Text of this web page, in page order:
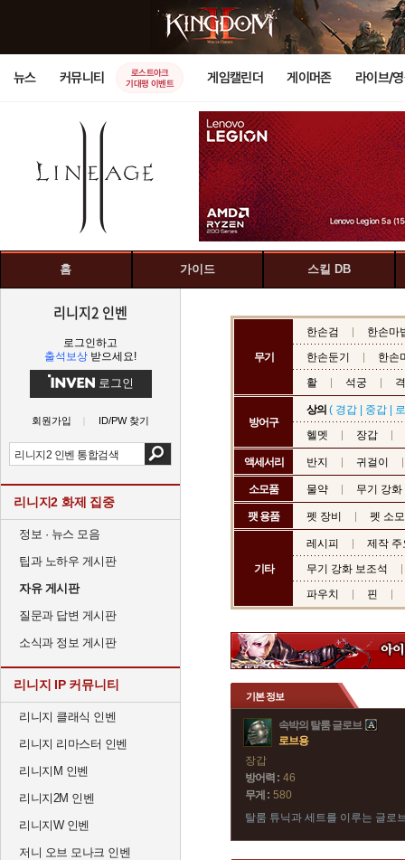
뉴스 커뮤니티
로스트아크
기대평 이벤트
게임캘린더 게이머존 라이브/
홈 가이드 스킬 DB
리니지2 인벤
로그인하고
출석보상 받으세요!
로그인
회원가입 ID/PW 찾기
리니지2 화제 집중
정보 · 뉴스 모음
팁과 노하우 게시판
자유 게시판
질문과 답변 게시판
소식과 정보 게시판
리니지 IP 커뮤니티
리니지 클래식 인벤
리니지 리마스터 인벤
리니지M 인벤
리니지2M 인벤
리니지W 인벤
저니 오브 모나크 인벤
무기
한손검
한손마
한손둔기
한손
활
석궁
방어구
상의 ( 경갑 중갑
헬멧
장갑
액세서리 반지 귀걸이
소모품 물약 무기 강
팻 용품 펫 장비 펫 소
기타
레시피
제작 주
무기 강화 보조석
파우치
핀
기본 정보
속박의 탈룸 글로브
로브용
장갑
방어력 : 46
무게 : 580
탈룸 튜닉과 세트를 이루는 글로